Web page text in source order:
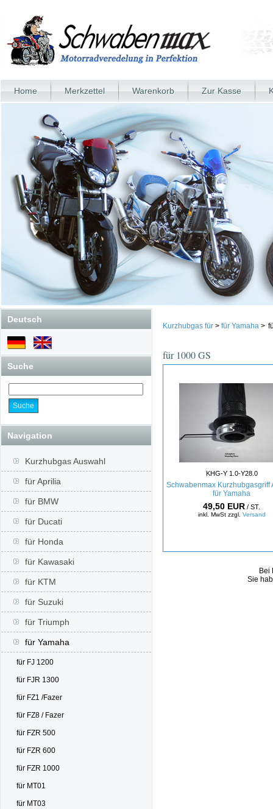
Home Merkzettel Warenkorb Zur Kasse
Deutsch
Suche
Navigation
Kurzhubgas Auswahl
für Aprilia
für BMW
für Ducati
für Honda
für Kawasaki
für KTM
für Suzuki
für Triumph
für Yamaha
für FJ 1200
für FJR 1300
für FZ1 /Fazer
für FZ8 / Fazer
für FZR 500
für FZR 600
für FZR 1000
für MT01
für MT03
Kurzhubgas für > für Yamaha >
für 1000 GS
KHG-Y 1.0-Y28.0
Schwabenmax Kurzhubgasgriff
für Yamaha
49,50 EUR / ST.
inkl. MwSt zzgl. Versand
Bei
Sie